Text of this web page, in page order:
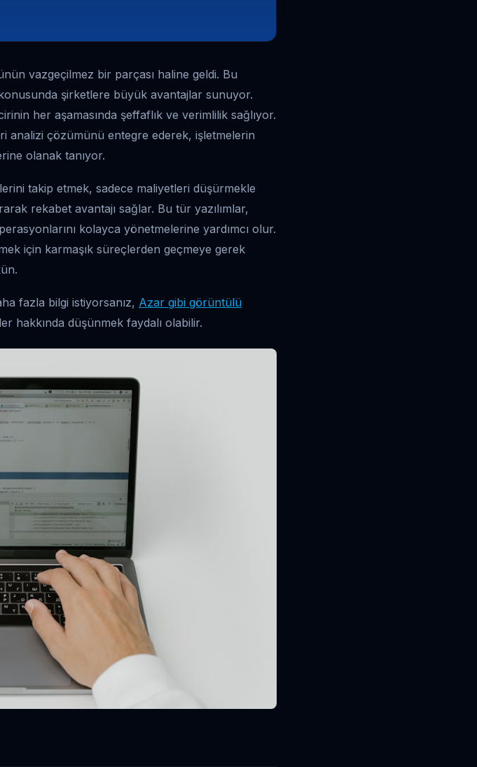
vazgeçilmez bir parçası haline geldi. Bu
şirketlere büyük avantajlar sunuyor.
her aşamasında şeffaflık ve verimlilik sağlıyor.
analizi çözümünü entegre ederek, işletmelerin
olanak tanıyor.
takip etmek, sadece maliyetleri düşürmekle
rekabet avantajı sağlar. Bu tür yazılımlar,
kolayca yönetmelerine yardımcı olur.
için karmaşık süreçlerden geçmeye gerek
fazla bilgi istiyorsanız, Azar gibi görüntülü
hakkında düşünmek faydalı olabilir.